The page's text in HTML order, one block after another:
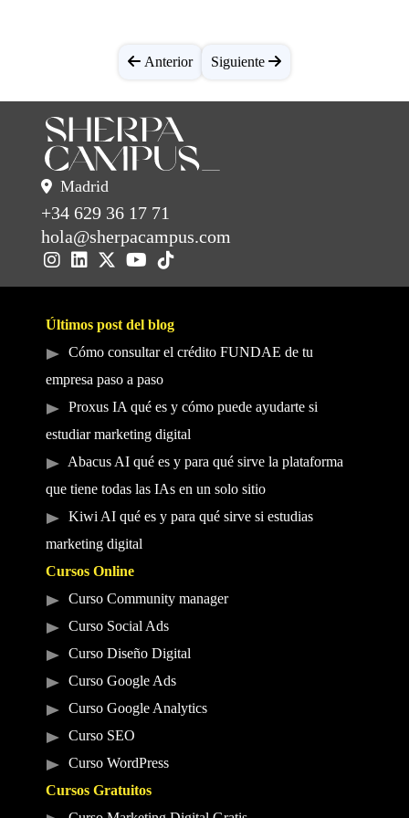
Anterior Siguiente
Madrid
+34 629 36 17 71
hola@sherpacampus.com
Últimos post del blog
Cómo consultar el crédito FUNDAE de tu
empresa paso a paso
Proxus IA qué es y cómo puede ayudarte si
estudiar marketing digital
Abacus AI qué es y para qué sirve la plataforma
que tiene todas las IAs en un solo sitio
Kiwi AI qué es y para qué sirve si estudias
marketing digital
Cursos Online
Curso Community manager
Curso Social Ads
Curso Diseño Digital
Curso Google Ads
Curso Google Analytics
Curso SEO
Curso WordPress
Cursos Gratuitos